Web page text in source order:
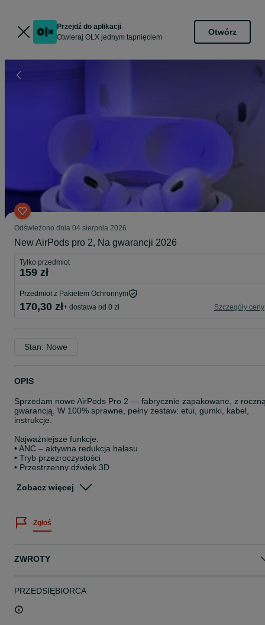
Przejdź do aplikacji
Otwieraj OLX jednym tapnięciem
Otwórz
Odświeżono dnia 04 sierpnia 2026
New AirPods pro 2, Na gwarancji 2026
Tylko przedmiot
159 zł
Przedmiot z Pakietem Ochronnym
170,30 zł+ dostawa od 0 zł Szczegóły ceny
Stan: Nowe
OPIS
Sprzedam nowe AirPods Pro 2 — fabrycznie zapakowane, z
gwarancją. W 100% sprawne, pełny zestaw: etui, gumki, kabel,
instrukcje.
Najważniejsze funkcje:
• ANC – aktywna redukcja hałasu
• Tryb przezroczystości
• Przestrzenny dźwięk 3D
• Szybkie automatyczne łączenie z iPhone / Android
• Bateria: ok. 5h + 20–24h z etui
Zobacz więcej
Zgłoś
ZWROTY
PRZEDSIĘBIORCA